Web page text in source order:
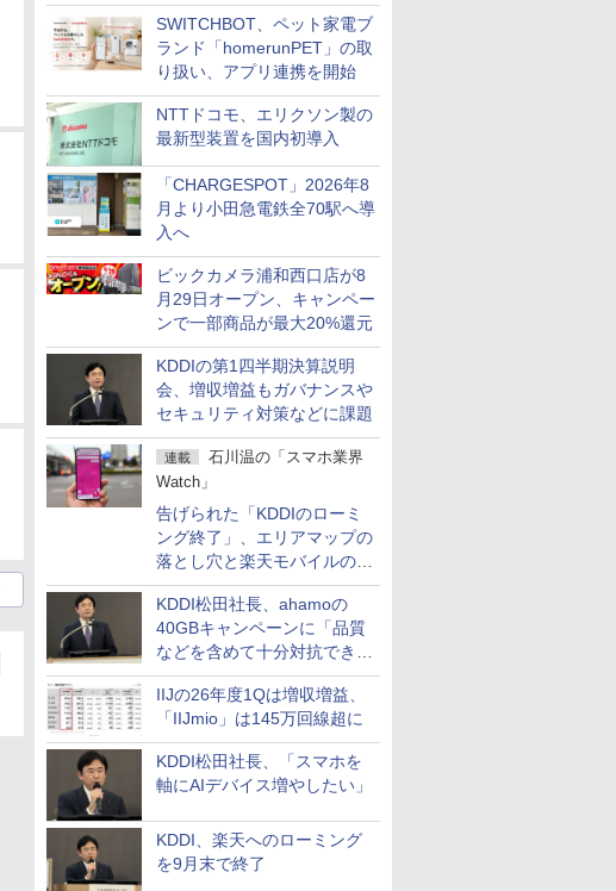
SWITCHBOT、ペット家電ブ
ランド「homerunPET」の取
り扱い、アプリ連携を開始
NTTドコモ、エリクソン製の
最新型装置を国内初導入
「CHARGESPOT」2026年8
月より小田急電鉄全70駅へ導
入へ
ビックカメラ浦和西口店が8
月29日オープン、キャンペー
ンで一部商品が最大20%還元
KDDIの第1四半期決算説明
会、増収増益もガバナンスや
セキュリティ対策などに課題
連載
石川温の「スマホ業界
Watch」
告げられた「KDDIのローミ
ング終了」、エリアマップの
落とし穴と楽天モバイルの課
題
KDDI松田社長、ahamoの
40GBキャンペーンに「品質
などを含めて十分対抗でき
る」
IIJの26年度1Qは増収増益、
「IIJmio」は145万回線超に
KDDI松田社長、「スマホを
軸にAIデバイス増やしたい」
KDDI、楽天へのローミング
を9月末で終了